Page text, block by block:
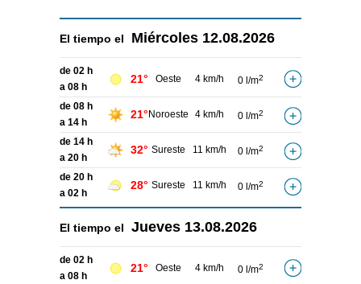
El tiempo el Miércoles 12.08.2026
de 02 h
a 08 h
21° Oeste 4 km/h 0 l/m2
de 08 h
a 14 h
21° Noroeste 4 km/h 0 l/m2
de 14 h
a 20 h
32° Sureste 11 km/h 0 l/m2
de 20 h
a 02 h
28° Sureste 11 km/h 0 l/m2
El tiempo el Jueves 13.08.2026
de 02 h
a 08 h
21° Oeste 4 km/h 0 l/m2